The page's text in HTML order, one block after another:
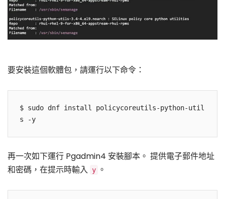
要安裝這個軟體包，請運行以下命令：
$ sudo dnf install policycoreutils-python-util
再一次如下運行 Pgadmin4 安裝腳本。 提供電子郵件地址
和密碼，在提示時輸入 y 。